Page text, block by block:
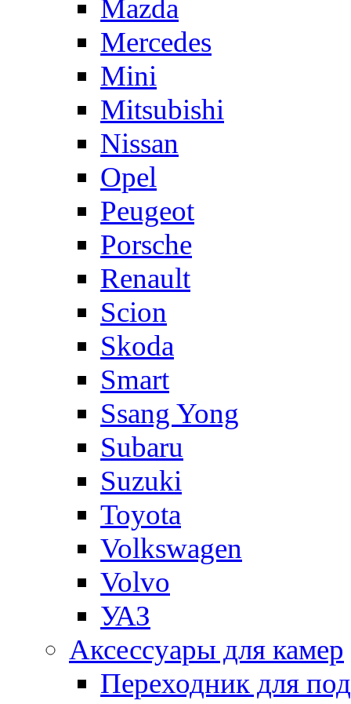
Mazda
Mercedes
Mini
Mitsubishi
Nissan
Opel
Peugeot
Porsche
Renault
Scion
Skoda
Smart
Ssang Yong
Subaru
Suzuki
Toyota
Volkswagen
Volvo
УАЗ
Аксессуары для камер
Переходник для